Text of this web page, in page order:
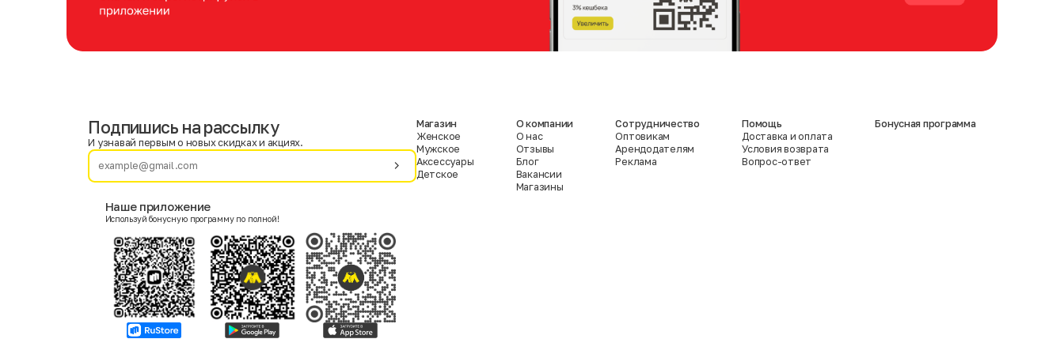
Фамилия
Женский
Согласие на получение чеков по электронной почте
Подпишись на рассылку
И узнавай первым о новых скидках и акциях.
Наше приложение
Используй бонусную программу по полной!
Магазин
Женское
Мужское
Аксессуары
Детское
О компании
О нас
Отзывы
Блог
Вакансии
Магазины
Сотрудничество
Оптовикам
Арендодателям
Реклама
Помощь
Доставка и оплата
Условия возврата
Вопрос-ответ
Бонусная программа